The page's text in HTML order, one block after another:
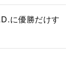
に優勝だけす